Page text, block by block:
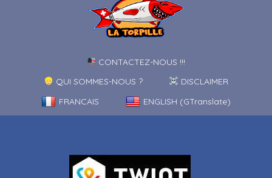
CONTACTEZ-NOUS !!!
QUI SOMMES-NOUS ?
DISCLAIMER
FRANCAIS
ENGLISH (GTranslate)